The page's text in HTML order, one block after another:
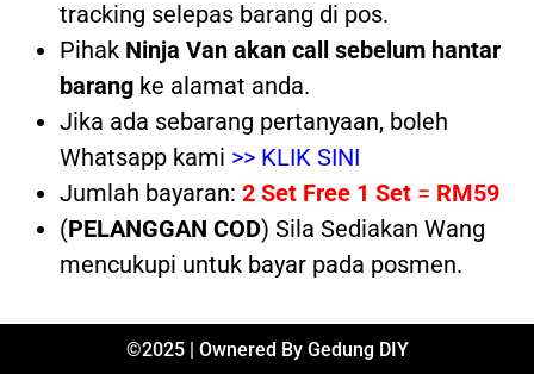
tracking selepas barang di pos.
Pihak Ninja Van akan call sebelum hantar
barang ke alamat anda.
Jika ada sebarang pertanyaan, boleh
Whatsapp kami >> KLIK SINI
Jumlah bayaran: 2 Set Free 1 Set = RM59
(PELANGGAN COD) Sila Sediakan Wang
mencukupi untuk bayar pada posmen.
©2025 | Ownered By Gedung DIY